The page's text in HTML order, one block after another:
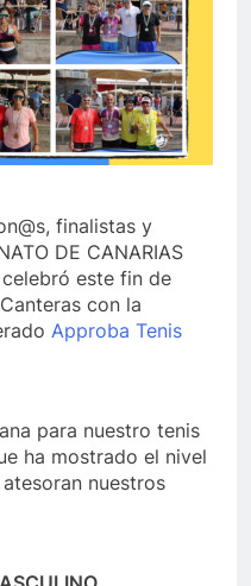
finalistas y
DE CANARIAS
este fin de
con la
Approba Tenis
para nuestro tenis
ha mostrado el nivel
nuestros